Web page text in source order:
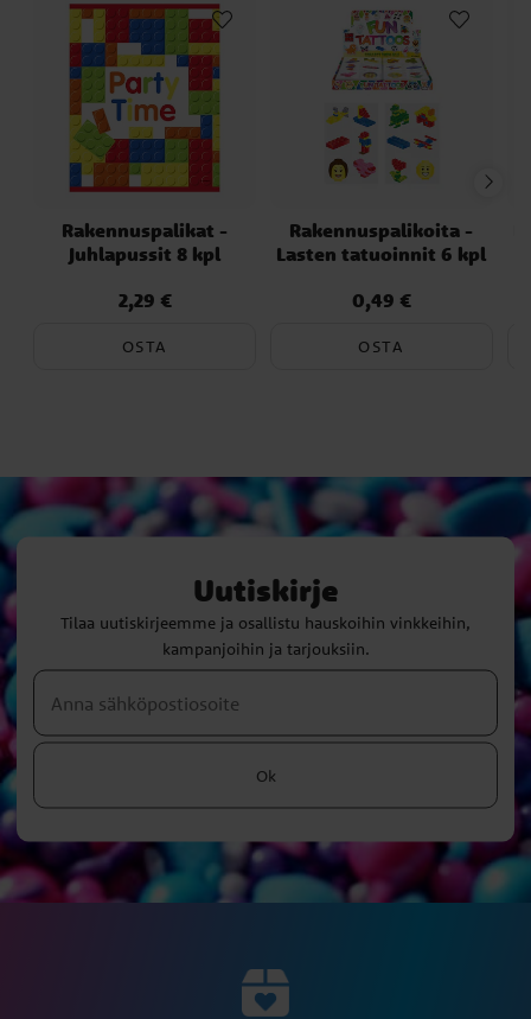
Rakennuspalikat -
Juhlapussit 8 kpl
Hinta:2,29 €
2,29 €
OSTA
Rakennuspalikoita -
Lasten tatuoinnit 6 kpl
Hinta:0,49 €
0,49 €
OSTA
Uutiskirje
Tilaa uutiskirjeemme ja osallistu hauskoihin vinkkeihin,
kampanjoihin ja tarjouksiin.
Ok